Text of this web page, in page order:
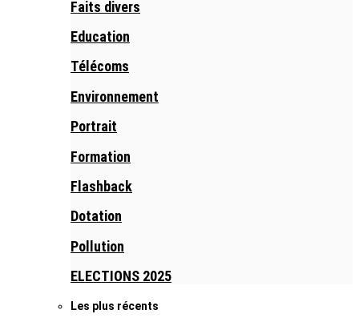
Faits divers
Education
Télécoms
Environnement
Portrait
Formation
Flashback
Dotation
Pollution
ELECTIONS 2025
Les plus récents